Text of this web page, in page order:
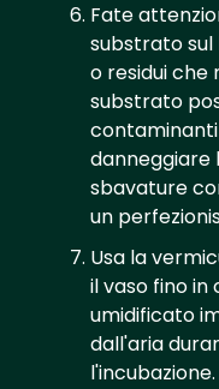
Fate
substrato
o residui che
substrato
danneggiare
sbavature
un
Usa la
il vaso fino
umidificato
dall'aria
l'incubazione.